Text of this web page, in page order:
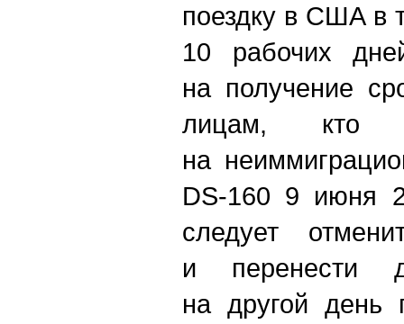
поездку в США в
10 рабочих
на получение
лицам, кто
на
DS-160 9 июня
следует
и перенести
на другой